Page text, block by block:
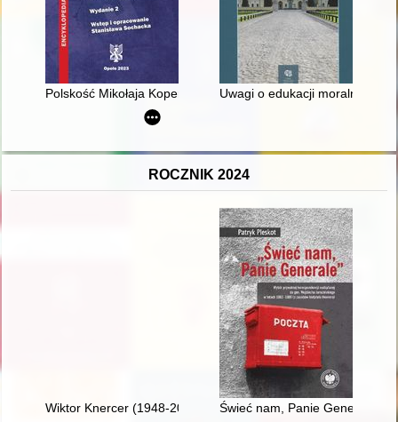
Polskość Mikołaja Kopernika z rodu ŚlązakaUwagi o edukacji moralnej
ROCZNIK 2024
Wiktor Knercer (1948-2023) : wspomnienieŚwieć nam, Panie Generale" :